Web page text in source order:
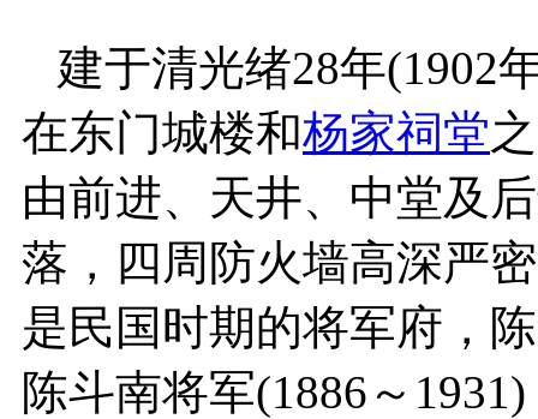
建于清光绪28年(1902
在东门城楼和杨家祠堂
由前进、天井、中堂及
落，四周防火墙高深严
是民国时期的将军府，
陈斗南将军(1886～